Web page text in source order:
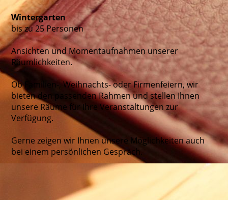
Wintergarten
bis zu 25 Personen
Ansichten und Momentaufnahmen unserer
Räumlichkeiten.
Ob Familien-, Weihnachts- oder Firmenfeiern, wir
bieten den passenden Rahmen und stellen Ihnen
unsere Räume für Ihre Veranstaltungen zur
Verfügung.
Gerne zeigen wir Ihnen unsere Möglichkeiten auch
bei einem persönlichen Gespräch.